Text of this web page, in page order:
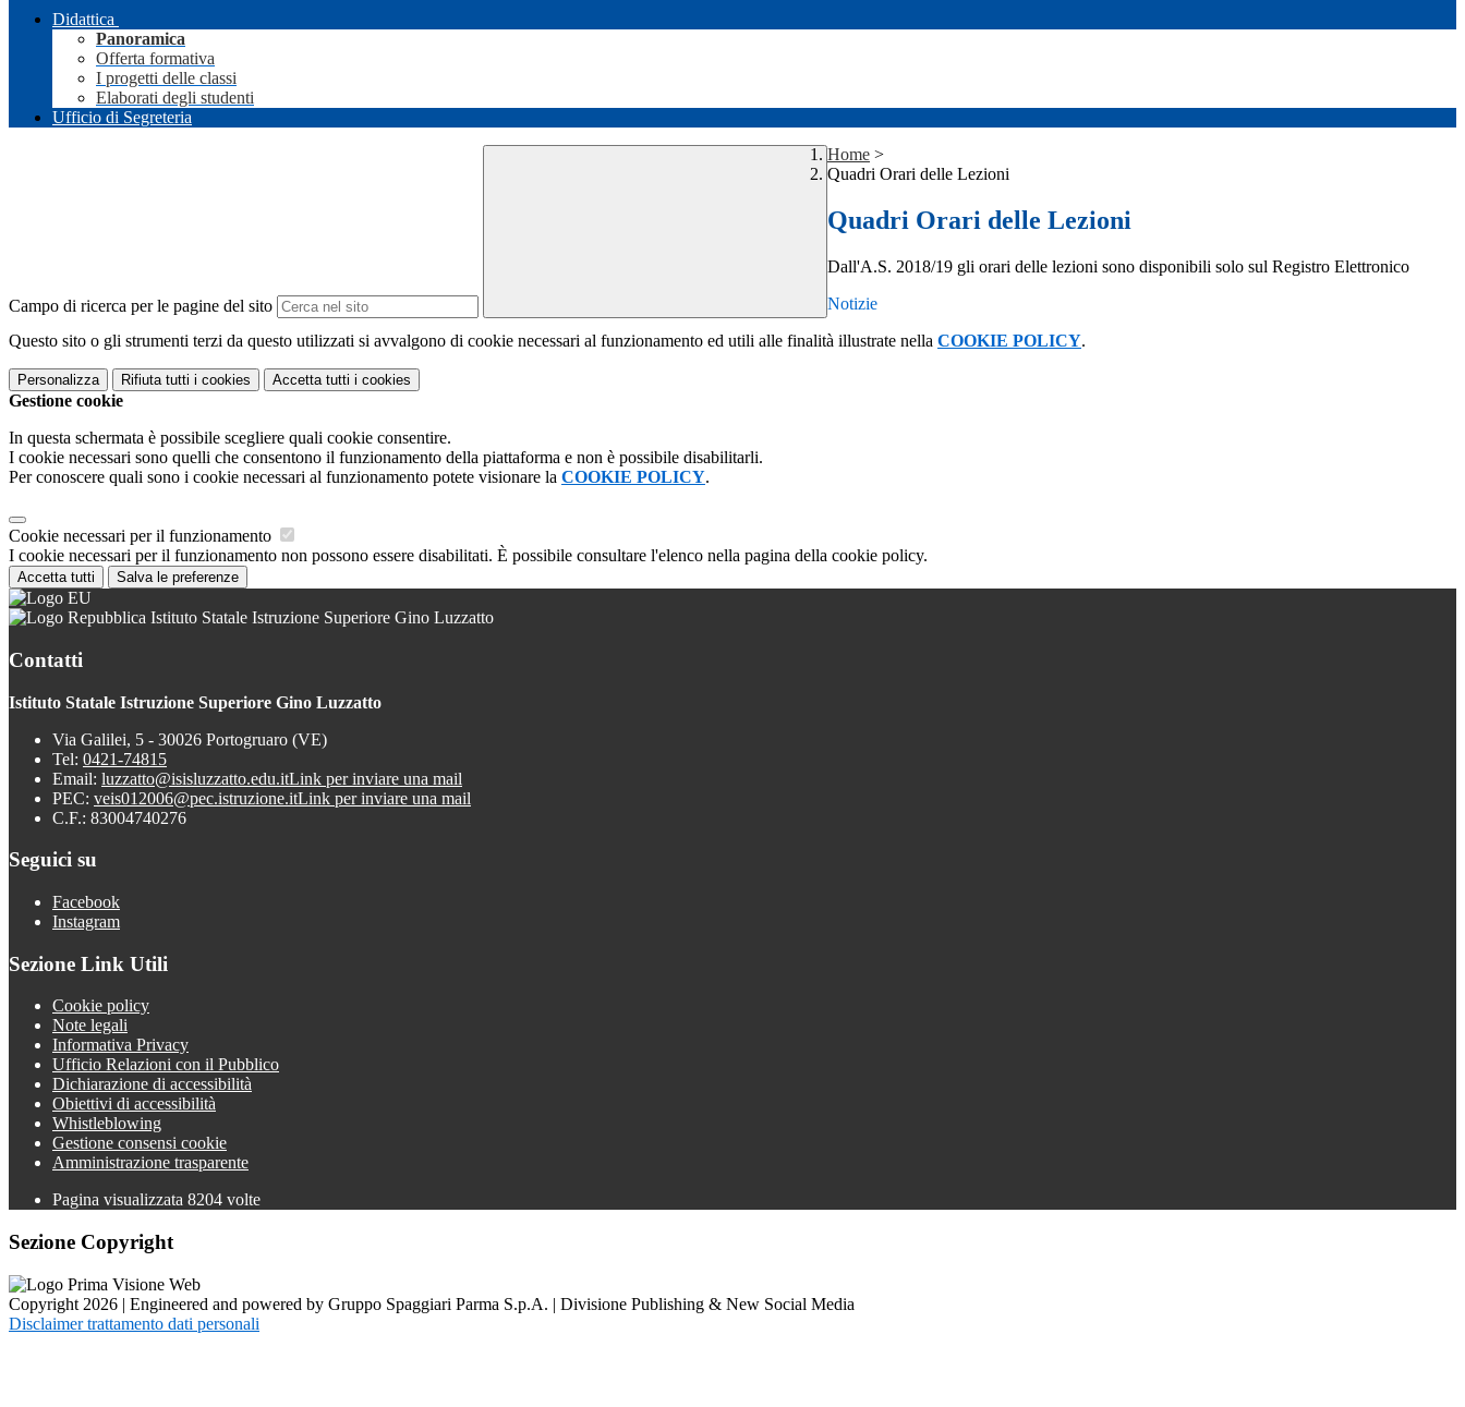
Didattica
Panoramica
Offerta formativa
I progetti delle classi
Elaborati degli studenti
Ufficio di Segreteria
Campo di ricerca per le pagine del sito
Home >
Quadri Orari delle Lezioni
Quadri Orari delle Lezioni
Dall'A.S. 2018/19 gli orari delle lezioni sono disponibili solo sul Registro Elettronico
Notizie
Questo sito o gli strumenti terzi da questo utilizzati si avvalgono di cookie necessari al funzionamento ed utili alle finalità illustrate nella COOKIE POLICY.
Personalizza Rifiuta tutti i cookies Accetta tutti i cookies
Gestione cookie
In questa schermata è possibile scegliere quali cookie consentire.
I cookie necessari sono quelli che consentono il funzionamento della piattaforma e non è possibile disabilitarli.
Per conoscere quali sono i cookie necessari al funzionamento potete visionare la COOKIE POLICY.
Cookie necessari per il funzionamento
I cookie necessari per il funzionamento non possono essere disabilitati. È possibile consultare l'elenco nella pagina della cookie policy.
Accetta tutti Salva le preferenze
Istituto Statale Istruzione Superiore Gino Luzzatto
Contatti
Istituto Statale Istruzione Superiore Gino Luzzatto
Via Galilei, 5 - 30026 Portogruaro (VE)
Tel: 0421-74815
Email: luzzatto@isisluzzatto.edu.itLink per inviare una mail
PEC: veis012006@pec.istruzione.itLink per inviare una mail
C.F.: 83004740276
Seguici su
Facebook
Instagram
Sezione Link Utili
Cookie policy
Note legali
Informativa Privacy
Ufficio Relazioni con il Pubblico
Dichiarazione di accessibilità
Obiettivi di accessibilità
Whistleblowing
Gestione consensi cookie
Amministrazione trasparente
Pagina visualizzata 8204 volte
Sezione Copyright
Copyright 2026 | Engineered and powered by Gruppo Spaggiari Parma S.p.A. | Divisione Publishing & New Social Media
Disclaimer trattamento dati personali